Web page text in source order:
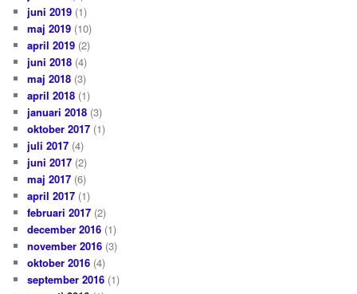
juni 2019 (1)
maj 2019 (10)
april 2019 (2)
juni 2018 (4)
maj 2018 (3)
april 2018 (1)
januari 2018 (3)
oktober 2017 (1)
juli 2017 (4)
juni 2017 (2)
maj 2017 (6)
april 2017 (1)
februari 2017 (2)
december 2016 (1)
november 2016 (3)
oktober 2016 (4)
september 2016 (1)